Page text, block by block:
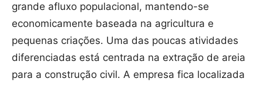
grande afluxo populacional, mantendo-se
economicamente baseada na agricultura e
pequenas criações. Uma das poucas atividades
diferenciadas está centrada na extração de areia
para a construção civil. A empresa fica localizada